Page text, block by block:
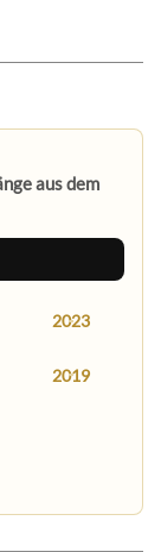
aus dem
2023
2019